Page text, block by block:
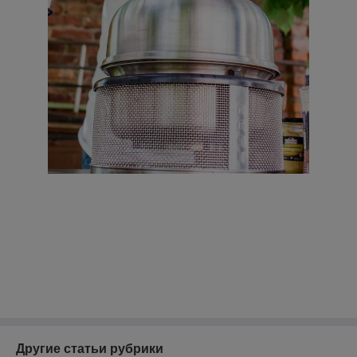
Другие статьи рубрики